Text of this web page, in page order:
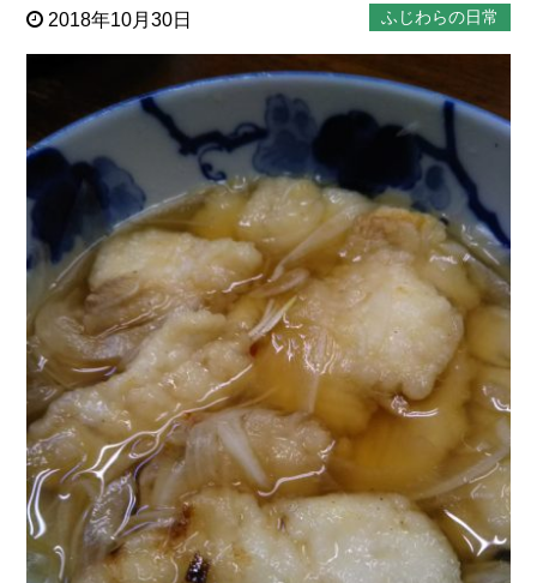
2018年10月30日 ふじわらの日常